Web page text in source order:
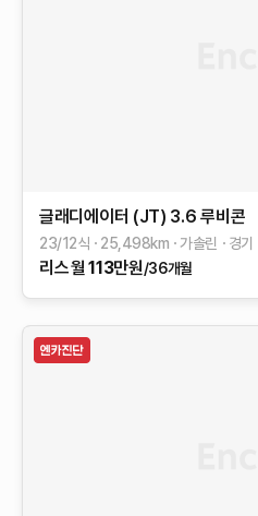
글래디에이터 (JT) 3.6 루비콘
23/12식 25,498km 가솔린 경기
리스월 113만원/36개월